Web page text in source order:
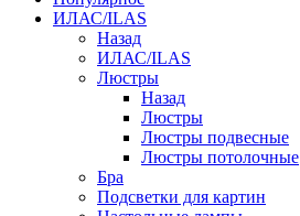
ИЛАС/ILAS
Назад
ИЛАС/ILAS
Люстры
Назад
Люстры
Люстры подвесные
Люстры потолочные
Бра
Подсветки для картин